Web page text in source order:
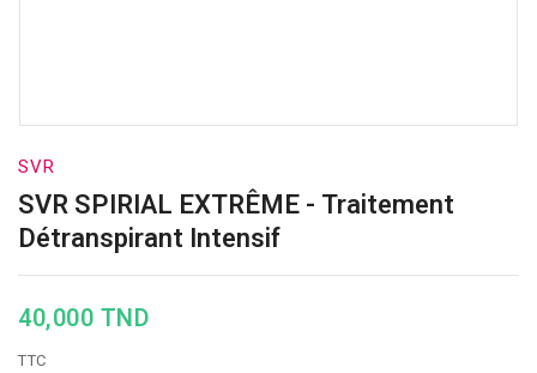
SVR
SVR SPIRIAL EXTRÊME - Traitement
Détranspirant Intensif
40,000 TND
TTC